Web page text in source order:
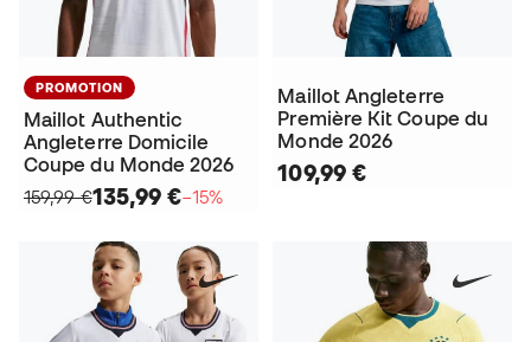
PROMOTION
Maillot Authentic
Angleterre Domicile
Coupe du Monde 2026
159,99 €135,99 €−15%
Maillot Angleterre
Première Kit Coupe du
Monde 2026
109,99 €